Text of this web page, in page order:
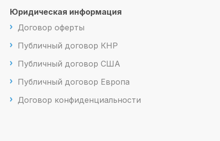
Юридическая информация
Договор оферты
Публичный договор КНР
Публичный договор США
Публичный договор Европа
Договор конфиденциальности